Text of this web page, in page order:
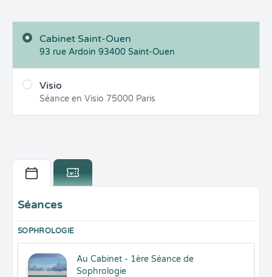
Cabinet Saint-Ouen
93 rue Ardoin 93400 Saint-Ouen
Visio
Séance en Visio 75000 Paris
Séances
SOPHROLOGIE
Au Cabinet - 1ère Séance de
Sophrologie